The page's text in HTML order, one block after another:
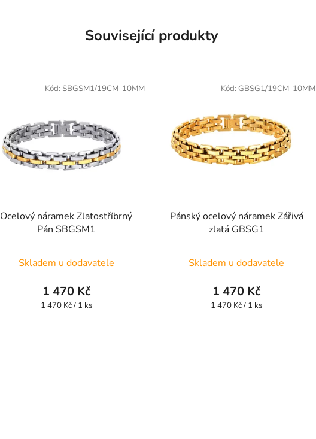
Související produkty
Ocelový náramek Zlatostříbrný
Pán SBGSM1
Skladem u dodavatele
1 470 Kč
Měrná
1 470 Kč / 1 ks
Kód: SBGSM1/19CM-10MM
Pánský ocelový náramek Zářivá
zlatá GBSG1
Skladem u dodavatele
1 470 Kč
Měrná
1 470 Kč / 1 ks
Kód: GBSG1/19CM-10MM